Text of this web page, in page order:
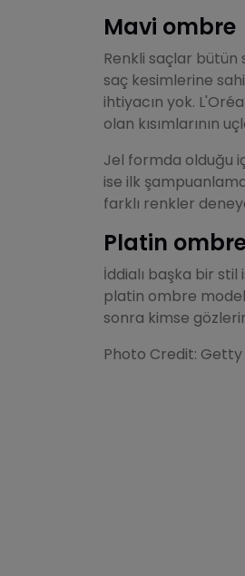
Mavi ombre
Renkli saçlar bütün
saç kesimlerine
ihtiyacın yok.
olan kısımlarının
Jel formda olduğu
ise ilk
farklı renkler
Platin
İddialı başka bir
platin ombre
sonra kimse
Photo Credit: